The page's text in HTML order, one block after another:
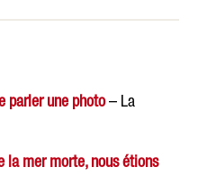
parler une photo– La
la mer morte, nous étions